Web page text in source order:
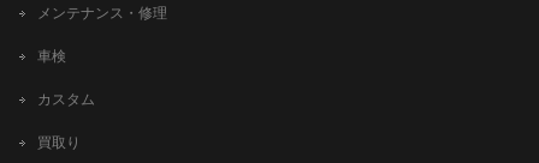
メンテナンス・修理
車検
カスタム
買取り